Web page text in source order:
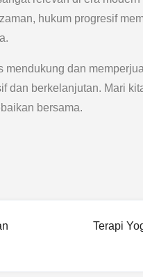
hukum progresif
dan
berkelanjutan. Mari
bersama.
Terapi